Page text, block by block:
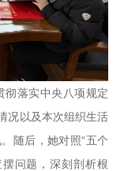
彻落实中央八项规定
况以及本次组织生活
随后，她对照“五个
问题，深刻剖析根